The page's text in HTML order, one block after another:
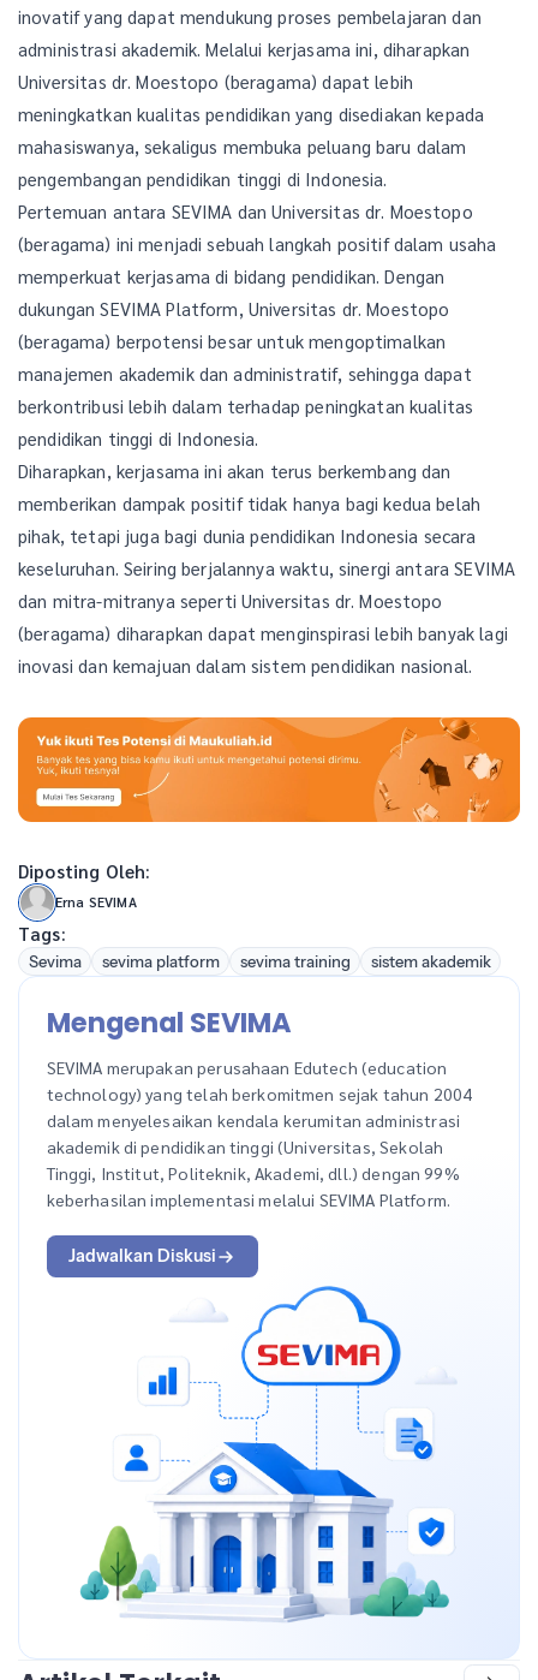
inovatif yang dapat mendukung proses pembelajaran dan
administrasi akademik. Melalui kerjasama ini, diharapkan
Universitas dr. Moestopo (beragama) dapat lebih
meningkatkan kualitas pendidikan yang disediakan kepada
mahasiswanya, sekaligus membuka peluang baru dalam
pengembangan pendidikan tinggi di Indonesia.
Pertemuan antara SEVIMA dan Universitas dr. Moestopo
(beragama) ini menjadi sebuah langkah positif dalam usaha
memperkuat kerjasama di bidang pendidikan. Dengan
dukungan SEVIMA Platform, Universitas dr. Moestopo
(beragama) berpotensi besar untuk mengoptimalkan
manajemen akademik dan administratif, sehingga dapat
berkontribusi lebih dalam terhadap peningkatan kualitas
pendidikan tinggi di Indonesia.
Diharapkan, kerjasama ini akan terus berkembang dan
memberikan dampak positif tidak hanya bagi kedua belah
pihak, tetapi juga bagi dunia pendidikan Indonesia secara
keseluruhan. Seiring berjalannya waktu, sinergi antara SEVIMA
dan mitra-mitranya seperti Universitas dr. Moestopo
(beragama) diharapkan dapat menginspirasi lebih banyak lagi
inovasi dan kemajuan dalam sistem pendidikan nasional.
Diposting Oleh:
Erna SEVIMA
Tags:
Sevima sevima platform sevima training sistem akademik
Mengenal SEVIMA
SEVIMA merupakan perusahaan Edutech (education
technology) yang telah berkomitmen sejak tahun 2004
dalam menyelesaikan kendala kerumitan administrasi
akademik di pendidikan tinggi (Universitas, Sekolah
Tinggi, Institut, Politeknik, Akademi, dll.) dengan 99%
keberhasilan implementasi melalui SEVIMA Platform.
Jadwalkan Diskusi